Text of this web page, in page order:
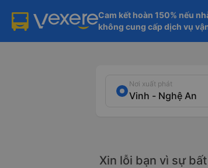
Cam kết hoàn 150% nếu
không cung cấp dịch vụ
Nơi xuất phát
Xin lỗi bạn vì sự